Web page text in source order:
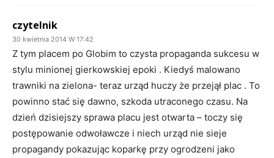
czytelnik
30 kwietnia 2014 W 17:42
Z tym placem po Globim to czysta propaganda sukcesu w
stylu minionej gierkowskiej epoki . Kiedyś malowano
trawniki na zielona- teraz urząd huczy że przejął plac . To
powinno stać się dawno, szkoda utraconego czasu. Na
dzień dzisiejszy sprawa placu jest otwarta – toczy się
postępowanie odwoławcze i niech urząd nie sieje
propagandy pokazując koparkę przy ogrodzeni jako